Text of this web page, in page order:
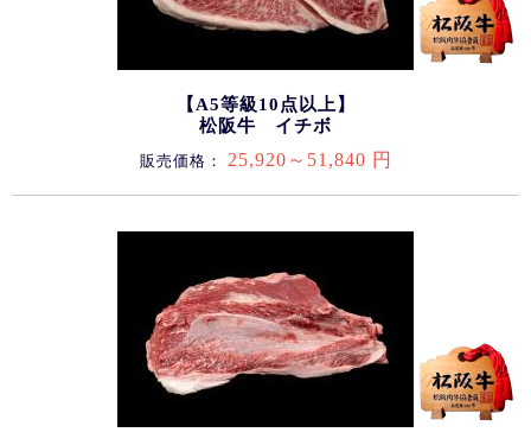
【A5等級10点以上】
松阪牛 イチボ
販売価格： 25,920～51,840 円